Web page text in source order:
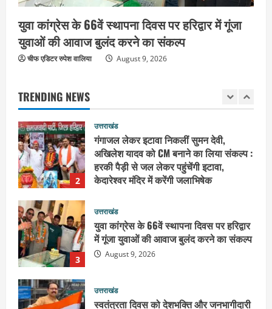
युवा कांग्रेस के 66वें स्थापना दिवस पर हरिद्वार में गूंजा
युवाओं की आवाज बुलंद करने का संकल्प
चीफ एडिटर रुपेश वालिया August 9, 2026
TRENDING NEWS
August 8, 2026
1
संतों के वायरल वीडियो पर अखाड़ा परिषद का
गुस्सा : अध्यक्ष बोले, AI की आड़ में बदनाम करने
वालों की अब खैर नहीं
August 9, 2026
2
अखिलेश यादव को CM बनाने का लिया संकल्प :
हरकी पैड़ी से जल लेकर पहुंचेंगी इटावा,
केदारेश्वर मंदिर में करेंगी जलाभिषेक
August 9, 2026
उत्तराखंड
युवा कांग्रेस के 66वें स्थापना दिवस पर हरिद्वार
August 9, 2026
4
उत्तराखंड
स्वतंत्रता दिवस को देशभक्ति और जनभागीदारी
August 9, 2026